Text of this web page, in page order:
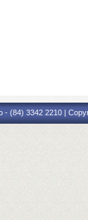
- (84) 3342 2210 |